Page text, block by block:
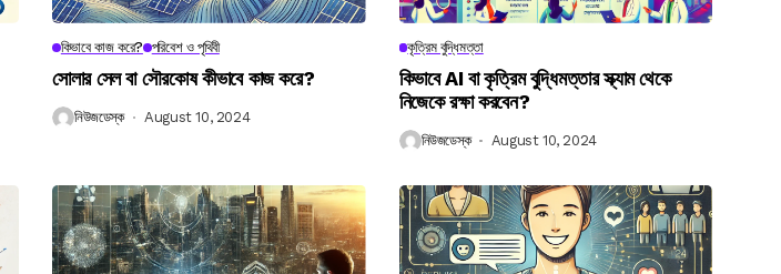
কিভাবে কাজ করে? পরিবেশ ও পৃথিবী
সোলার সেল বা সৌরকোষ কীভাবে কাজ করে?
নিউজডেস্ক August 10, 2024
কৃত্রিম বুদ্ধিমত্তা
কিভাবে AI বা কৃত্রিম বুদ্ধিমত্তার স্ক্যাম থেকে
নিজেকে রক্ষা করবেন?
নিউজডেস্ক August 10, 2024